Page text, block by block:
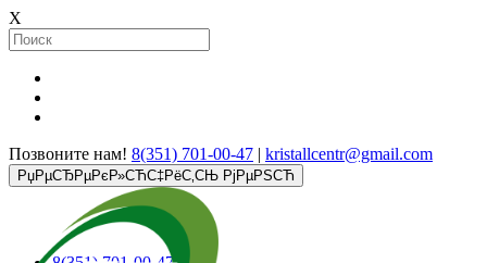
X
Позвоните нам! 8(351) 701-00-47 | kristallcentr@gmail.com
РџРµСЂРµРєР»СЋС‡РёС‚СЊ РјРµРЅСЋ